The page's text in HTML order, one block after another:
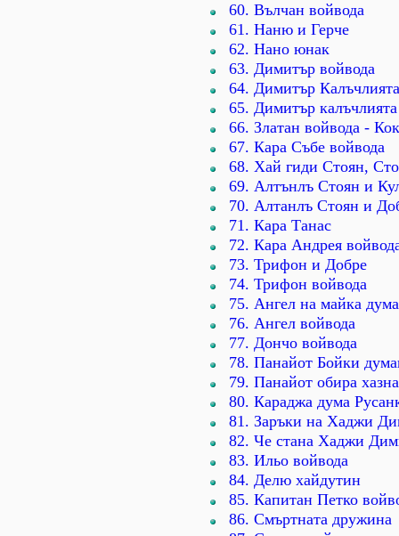
60. Вълчан войвода
61. Наню и Герче
62. Нано юнак
63. Димитър войвода
64. Димитър
65. Димитър
66. Златан войвода -
67. Кара Събе войвода
68. Хай гиди Стоян,
69. Алтънлъ Стоян и
70. Алтанлъ Стоян и
71. Кара Танас
72. Кара Андрея
73. Трифон и Добре
74. Трифон войвода
75. Ангел на майка
76. Ангел войвода
77. Дончо войвода
78. Панайот Бойки
79. Пaнайот обира
80. Караджа дума
81. Заръки на Хаджи
82. Че стана Хаджи
83. Ильо войвода
84. Делю хайдутин
85. Капитан Петко
86. Смъртната дружина